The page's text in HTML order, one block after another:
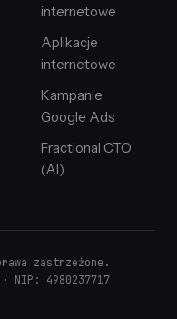
internetowe
Aplikacje
internetowe
Kampanie
Google Ads
Fractional CTO
(AI)
zastrzeżone.
· NIP: 4980237717